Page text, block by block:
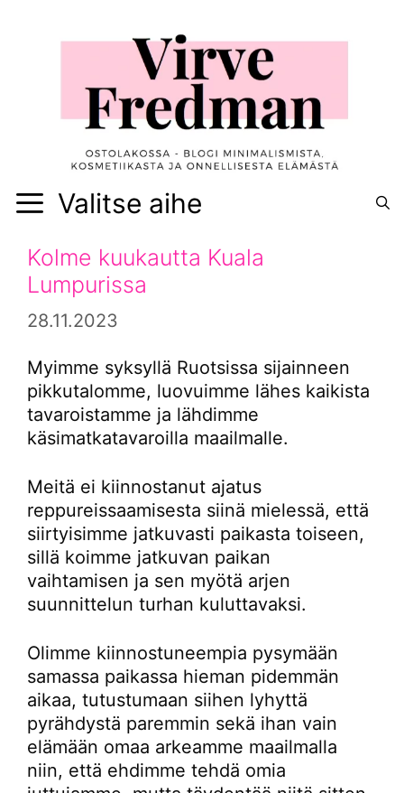
Valitse aihe
Kolme kuukautta Kuala
Lumpurissa
28.11.2023
Myimme syksyllä Ruotsissa sijainneen
pikkutalomme, luovuimme lähes kaikista
tavaroistamme ja lähdimme
käsimatkatavaroilla maailmalle.
Meitä ei kiinnostanut ajatus
reppureissaamisesta siinä mielessä, että
siirtyisimme jatkuvasti paikasta toiseen,
sillä koimme jatkuvan paikan
vaihtamisen ja sen myötä arjen
suunnittelun turhan kuluttavaksi.
Olimme kiinnostuneempia pysymään
samassa paikassa hieman pidemmän
aikaa, tutustumaan siihen lyhyttä
pyrähdystä paremmin sekä ihan vain
elämään omaa arkeamme maailmalla
niin, että ehdimme tehdä omia